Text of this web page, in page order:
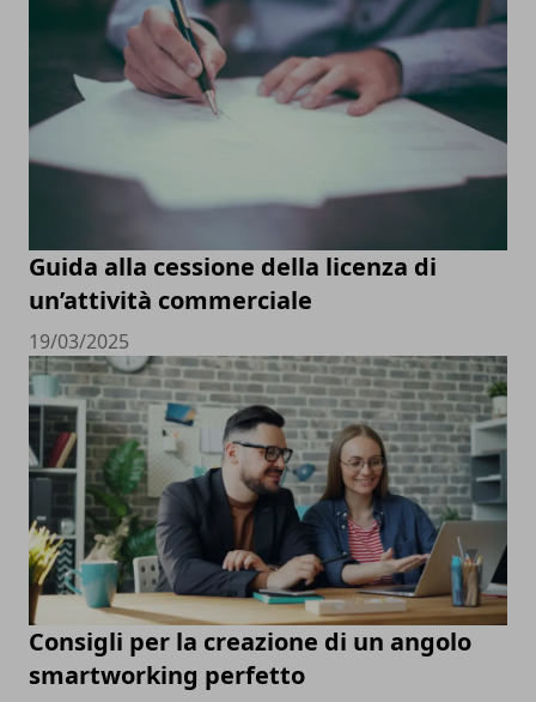
Guida alla cessione della licenza di
un’attività commerciale
19/03/2025
Consigli per la creazione di un angolo
smartworking perfetto